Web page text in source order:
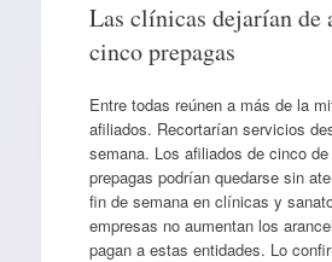
Las clínicas dejarían de
cinco prepagas
Entre todas reúnen a más de la
afiliados. Recortarían servicios
semana. Los afiliados de cinco
prepagas podrían quedarse sin
fin de semana en clínicas y
empresas no aumentan los
pagan a estas entidades. Lo